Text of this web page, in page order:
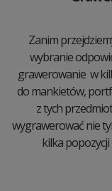
Zanim
wybranie
grawerowanie w
do mankietów,
z tych
wygrawerować nie
kilka